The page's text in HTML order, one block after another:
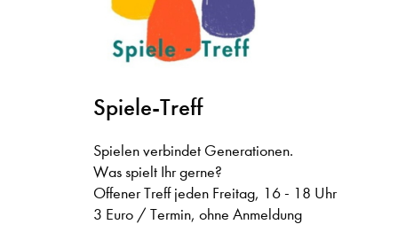
Spiele-Treff
Spielen verbindet Generationen.
Was spielt Ihr gerne?
Offener Treff jeden Freitag, 16 - 18 Uhr
3 Euro / Termin, ohne Anmeldung